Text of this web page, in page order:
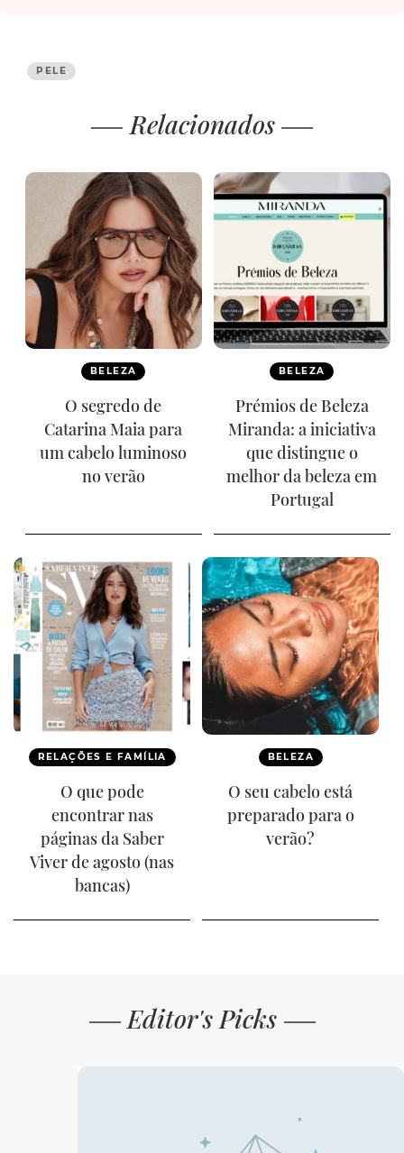
PELE
Relacionados
BELEZA
O segredo de
Catarina Maia para
um cabelo luminoso
no verão
BELEZA
Prémios de Beleza
Miranda: a iniciativa
que distingue o
melhor da beleza em
Portugal
RELAÇÕES E FAMÍLIA
O que pode
encontrar nas
páginas da Saber
Viver de agosto (nas
bancas)
BELEZA
O seu cabelo está
preparado para o
verão?
Editor's Picks